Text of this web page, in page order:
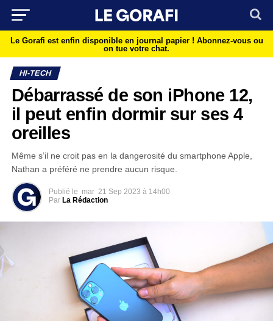
Le Gorafi est enfin disponible en journal papier ! Abonnez-vous ou
on tue votre chat.
HI-TECH
Débarrassé de son iPhone 12,
il peut enfin dormir sur ses 4
oreilles
Même s’il ne croit pas en la dangerosité du smartphone Apple,
Nathan a préféré ne prendre aucun risque.
Publié le mar 21 Sep 2023 à 14h00
Par La Rédaction